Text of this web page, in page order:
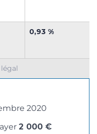
0,93 %
2020
2 000 €